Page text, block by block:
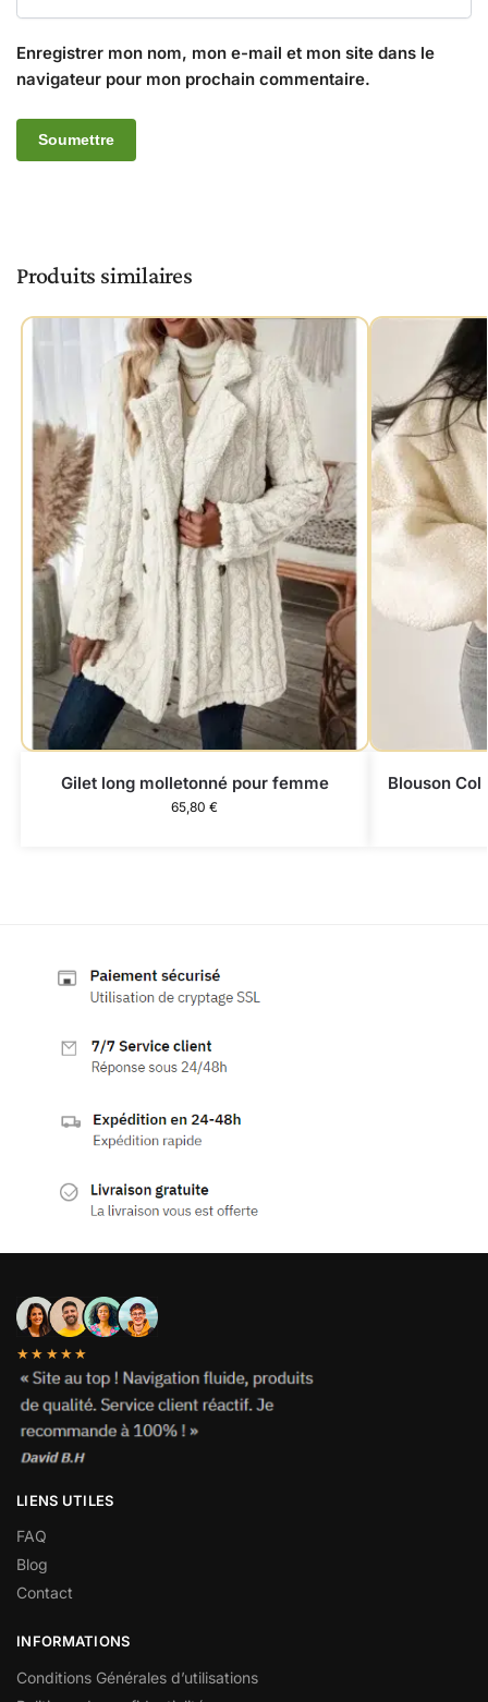
Enregistrer mon nom, mon e-mail et mon site dans le
navigateur pour mon prochain commentaire.
Produits similaires
Gilet long molletonné pour femme
65,80€
Blouson
★★★★★
LIENS UTILES
FAQ
Blog
Contact
INFORMATIONS
Conditions Générales d’utilisations